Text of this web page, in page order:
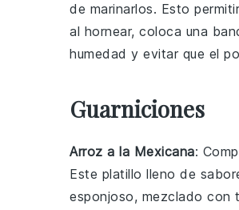
de marinarlos. Esto
al hornear, coloca una
humedad y evitar que el
Guarniciones
Arroz a la Mexicana:
Este platillo lleno de
esponjoso, mezclado con